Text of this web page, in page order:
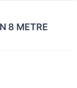
8 METRE